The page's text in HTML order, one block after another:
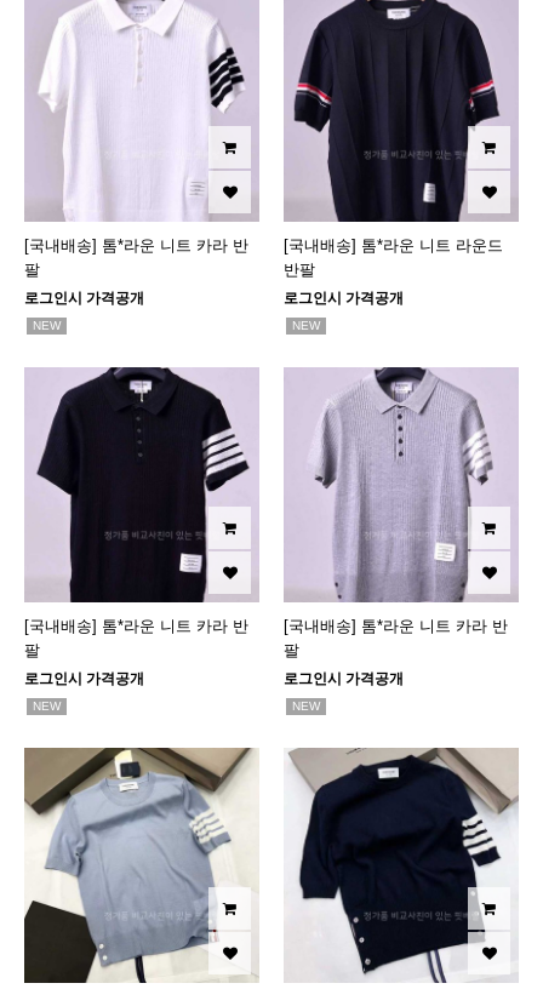
[국내배송] 톰*라운 니트 카라 반
팔
로그인시 가격공개
NEW
[국내배송] 톰*라운 니트 라운드
반팔
로그인시 가격공개
NEW
[국내배송] 톰*라운 니트 카라 반
팔
로그인시 가격공개
NEW
[국내배송] 톰*라운 니트 카라 반
팔
로그인시 가격공개
NEW